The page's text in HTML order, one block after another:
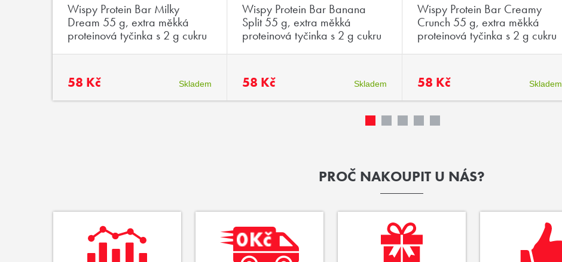
Wispy Protein Bar Milky
Dream 55 g, extra měkká
proteinová tyčinka s 2 g cukru
58 Kč Skladem
Wispy Protein Bar Banana
Split 55 g, extra měkká
proteinová tyčinka s 2 g cukru
58 Kč Skladem
Wispy Protein Bar Creamy
Crunch 55 g, extra měkká
proteinová tyčinka s 2 g cukru
58 Kč Skladem
PROČ NAKOUPIT U NÁS?